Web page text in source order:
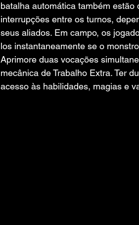
batalha automática também
interrupções entre os turnos,
seus aliados. Em campo, os
los instantaneamente se o
Aprimore duas vocações
mecânica de Trabalho Extra. Ter
acesso às habilidades, magias e